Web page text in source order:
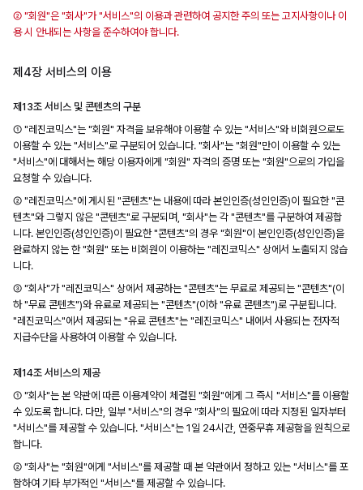
② "회원"은 "회사"가 "서비스"의 이용과 관련하여 공지한 주의 또는 고지사항이나 이
용 시 안내되는 사항을 준수하여야 합니다.
제4장 서비스의 이용
제13조 서비스 및 콘텐츠의 구분
① "레진코믹스"는 "회원" 자격을 보유해야 이용할 수 있는 "서비스"와 비회원으로도
이용할 수 있는 "서비스"로 구분되어 있습니다. "회사"는 "회원"만이 이용할 수 있는
"서비스"에 대해서는 해당 이용자에게 "회원" 자격의 증명 또는 "회원"으로의 가입을
요청할 수 있습니다.
② "레진코믹스"에 게시된 "콘텐츠"는 내용에 따라 본인인증(성인인증)이 필요한 "콘
텐츠"와 그렇지 않은 "콘텐츠"로 구분되며, "회사"는 각 "콘텐츠"를 구분하여 제공합
니다. 본인인증(성인인증)이 필요한 "콘텐츠"의 경우 "회원"이 본인인증(성인인증)을
완료하지 않는 한 "회원" 또는 비회원이 이용하는 "레진코믹스" 상에서 노출되지 않습
니다.
③ "회사"가 "레진코믹스" 상에서 제공하는 "콘텐츠"는 무료로 제공되는 "콘텐츠"(이
하 "무료 콘텐츠")와 유료로 제공되는 "콘텐츠"(이하 "유료 콘텐츠")로 구분됩니다.
"레진코믹스"에서 제공되는 "유료 콘텐츠"는 "레진코믹스" 내에서 사용되는 전자적
지급수단을 사용하여 이용할 수 있습니다.
제14조 서비스의 제공
① "회사"는 본 약관에 따른 이용계약이 체결된 "회원"에게 그 즉시 "서비스"를 이용할
수 있도록 합니다. 다만, 일부 "서비스"의 경우 "회사"의 필요에 따라 지정된 일자부터
"서비스"를 제공할 수 있습니다. "서비스"는 1일 24시간, 연중무휴 제공함을 원칙으로
합니다.
② "회사"는 "회원"에게 "서비스"를 제공할 때 본 약관에서 정하고 있는 "서비스"를 포
함하여 기타 부가적인 "서비스"를 제공할 수 있습니다.